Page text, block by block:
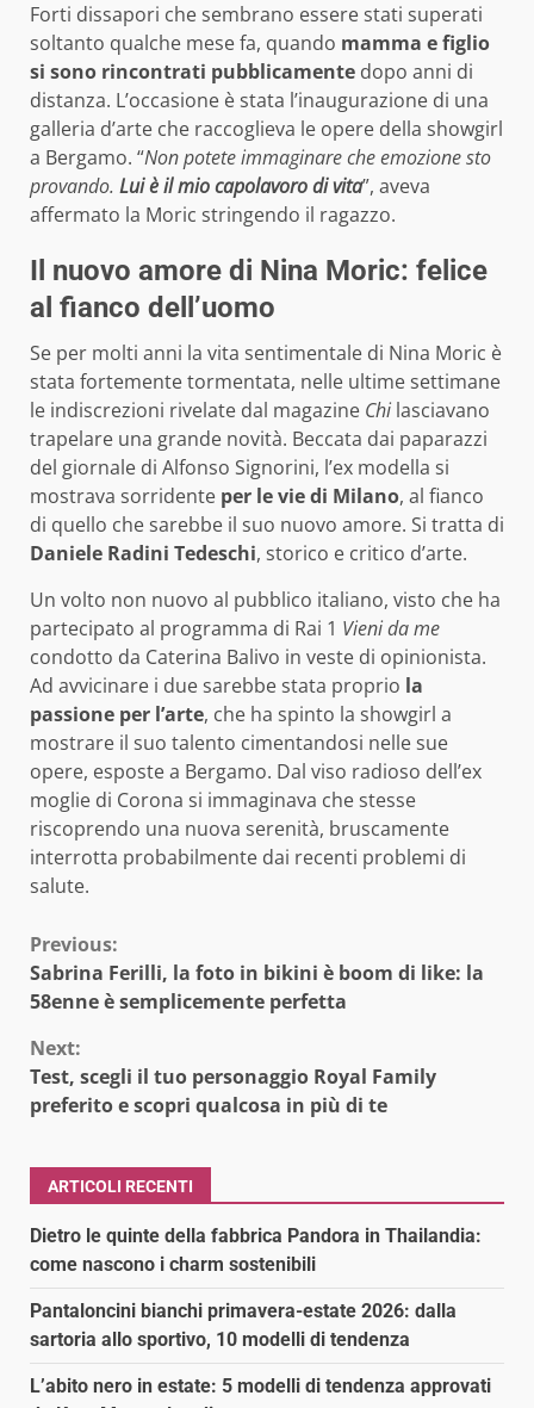
Forti dissapori che sembrano essere stati superati
soltanto qualche mese fa, quando mamma e figlio
si sono rincontrati pubblicamente dopo anni di
distanza. L’occasione è stata l’inaugurazione di una
galleria d’arte che raccoglieva le opere della showgirl
a Bergamo. “Non potete immaginare che emozione sto
provando. Lui è il mio capolavoro di vita”, aveva
affermato la Moric stringendo il ragazzo.
Il nuovo amore di Nina Moric: felice
al fianco dell’uomo
Se per molti anni la vita sentimentale di Nina Moric è
stata fortemente tormentata, nelle ultime settimane
le indiscrezioni rivelate dal magazine Chi lasciavano
trapelare una grande novità. Beccata dai paparazzi
del giornale di Alfonso Signorini, l’ex modella si
mostrava sorridente per le vie di Milano, al fianco
di quello che sarebbe il suo nuovo amore. Si tratta di
Daniele Radini Tedeschi, storico e critico d’arte.
Un volto non nuovo al pubblico italiano, visto che ha
partecipato al programma di Rai 1 Vieni da me
condotto da Caterina Balivo in veste di opinionista.
Ad avvicinare i due sarebbe stata proprio la
passione per l’arte, che ha spinto la showgirl a
mostrare il suo talento cimentandosi nelle sue
opere, esposte a Bergamo. Dal viso radioso dell’ex
moglie di Corona si immaginava che stesse
riscoprendo una nuova serenità, bruscamente
interrotta probabilmente dai recenti problemi di
salute.
Continue
Reading
Previous:
Sabrina Ferilli, la foto in bikini è boom di like: la
58enne è semplicemente perfetta
Next:
Test, scegli il tuo personaggio Royal Family
preferito e scopri qualcosa in più di te
ARTICOLI RECENTI
Dietro le quinte della fabbrica Pandora in Thailandia:
come nascono i charm sostenibili
Pantaloncini bianchi primavera-estate 2026: dalla
sartoria allo sportivo, 10 modelli di tendenza
L’abito nero in estate: 5 modelli di tendenza approvati